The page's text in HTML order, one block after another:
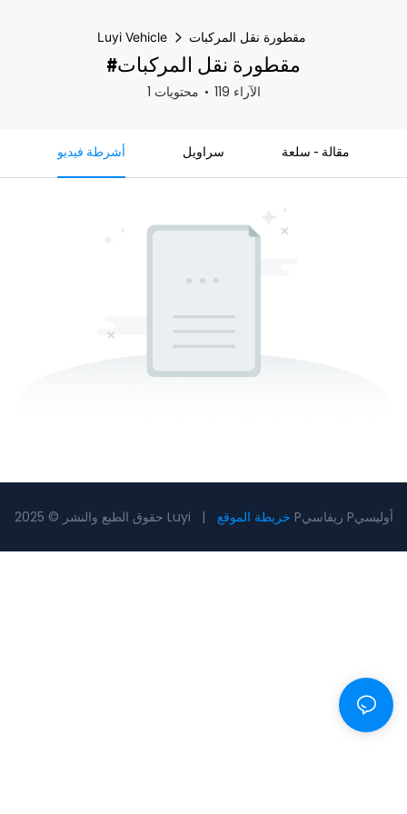
Luyi Vehicle مقطورة نقل المركبات
#مقطورة نقل المركبات
1 محتويات 119 الآراء
أشرطة فيديو سراويل مقالة - سلعة
حقوق الطبع والنشر © 2025 Luyi | Pريفاسي Pأوليسي